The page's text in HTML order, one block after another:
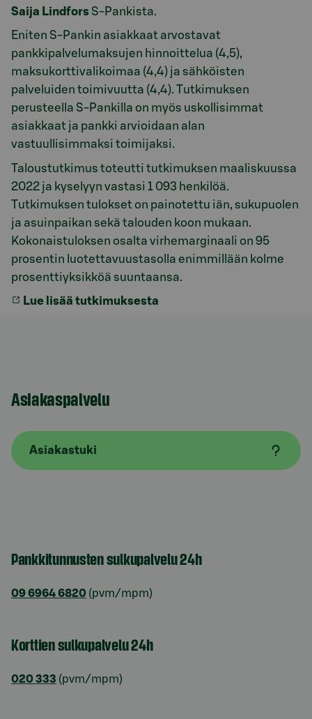
Saija LindforsS-Pankista.
Eniten S-Pankin asiakkaat arvostavat
pankkipalvelumaksujen hinnoittelua (4,5),
maksukorttivalikoimaa (4,4) ja sähköisten
palveluiden toimivuutta (4,4). Tutkimuksen
perusteella S-Pankilla on myös uskollisimmat
asiakkaat ja pankki arvioidaan alan
vastuullisimmaksi toimijaksi.
Taloustutkimus toteutti tutkimuksen maaliskuussa
2022 ja kyselyyn vastasi 1 093 henkilöä.
Tutkimuksen tulokset on painotettu iän, sukupuolen
ja asuinpaikan sekä talouden koon mukaan.
Kokonaistuloksen osalta virhemarginaali on 95
prosentin luotettavuustasolla enimmillään kolme
prosenttiyksikköä suuntaansa.
Lue lisää tutkimuksesta
Asiakaspalvelu
Asiakastuki
Pankkitunnusten sulkupalvelu 24h
09 6964 6820 (pvm/mpm)
Korttien sulkupalvelu 24h
020 333 (pvm/mpm)